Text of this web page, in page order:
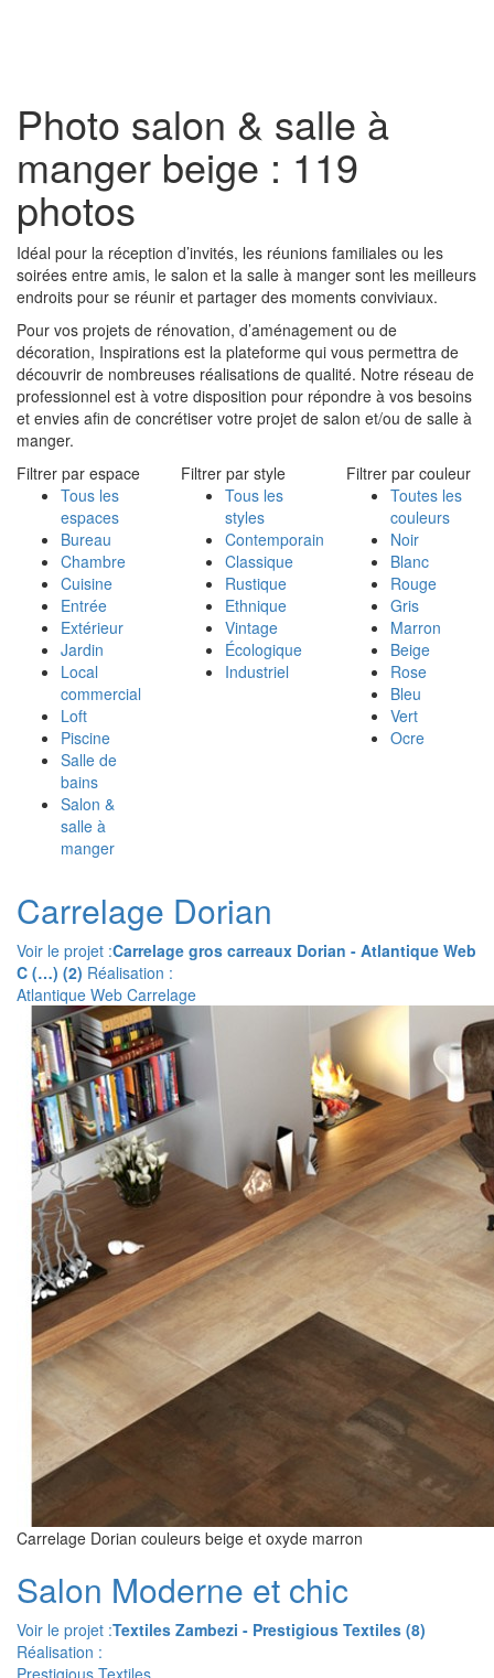
Photo salon & salle à
manger beige : 119
photos
Idéal pour la réception d’invités, les réunions familiales ou les
soirées entre amis, le salon et la salle à manger sont les meilleurs
endroits pour se réunir et partager des moments conviviaux.
Pour vos projets de rénovation, d’aménagement ou de
décoration, Inspirations est la plateforme qui vous permettra de
découvrir de nombreuses réalisations de qualité. Notre réseau de
professionnel est à votre disposition pour répondre à vos besoins
et envies afin de concrétiser votre projet de salon et/ou de salle à
manger.
Filtrer par espace
Tous les
espaces
Bureau
Chambre
Cuisine
Entrée
Extérieur
Jardin
Local
commercial
Loft
Piscine
Salle de
bains
Salon &
salle à
manger
Filtrer par style
Tous les
styles
Contemporain
Classique
Rustique
Ethnique
Vintage
Écologique
Industriel
Filtrer par couleur
Toutes les
couleurs
Noir
Blanc
Rouge
Gris
Marron
Beige
Rose
Bleu
Vert
Ocre
Carrelage Dorian
Voir le projet :Carrelage gros carreaux Dorian - Atlantique Web
C (…) (2) Réalisation :
Atlantique Web Carrelage
Carrelage Dorian couleurs beige et oxyde marron
Salon Moderne et chic
Voir le projet :Textiles Zambezi - Prestigious Textiles (8)
Réalisation :
Prestigious Textiles